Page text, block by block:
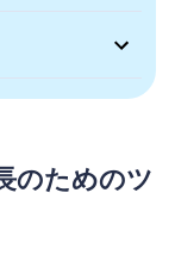
作成することが
高度な機能を利
らせいただけれ
のためのツ